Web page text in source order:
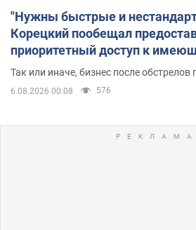
"Нужны быстрые и
Корецкий пообещал
приоритетный доступ к
помещениям
Так или иначе, бизнес после
6.08.2026 00:08 576